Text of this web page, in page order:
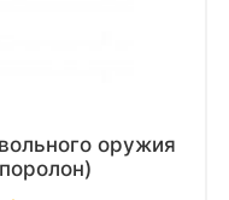
оружия